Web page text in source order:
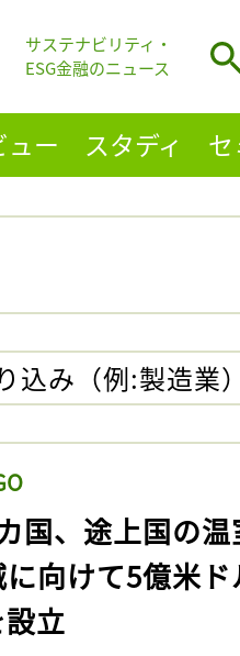
サステナビリティ・
ESG金融のニュース
ュー スタディ
込み（例:製造業
国、途上国の
向けて5億米ド
立